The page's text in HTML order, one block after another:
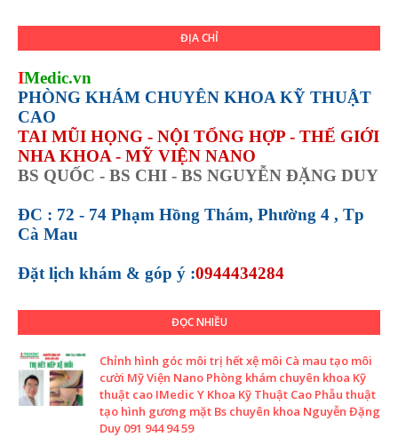
ĐỊA CHỈ
IMedic.vn
PHÒNG KHÁM CHUYÊN KHOA KỸ THUẬT
CAO
TAI MŨI HỌNG - NỘI TỔNG HỢP - THẾ GIỚI
NHA KHOA - MỸ VIỆN NANO
BS QUỐC - BS CHI - BS NGUYỄN ĐẶNG DUY
ĐC : 72 - 74 Phạm Hồng Thám, Phường 4 , Tp
Cà Mau
Đặt lịch khám & góp ý :0944434284
ĐỌC NHIỀU
Chỉnh hình góc môi trị hết xệ môi Cà mau tạo môi
cười Mỹ Viện Nano Phòng khám chuyên khoa Kỹ
thuật cao IMedic Y Khoa Kỹ Thuật Cao Phẫu thuật
tạo hình gương mặt Bs chuyên khoa Nguyễn Đặng
Duy 091 944 94 59